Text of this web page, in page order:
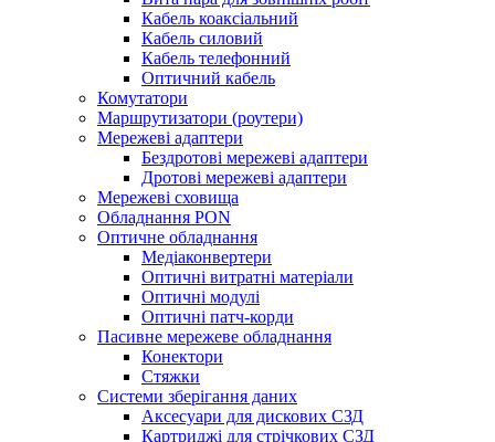
Кабель коаксіальний
Кабель силовий
Кабель телефонний
Оптичний кабель
Комутатори
Маршрутизатори (роутери)
Мережеві адаптери
Бездротові мережеві адаптери
Дротові мережеві адаптери
Мережеві сховища
Обладнання PON
Оптичне обладнання
Медіаконвертери
Оптичні витратні матеріали
Оптичні модулі
Оптичні патч-корди
Пасивне мережеве обладнання
Конектори
Стяжки
Системи зберігання даних
Аксесуари для дискових СЗД
Картриджі для стрічкових СЗД